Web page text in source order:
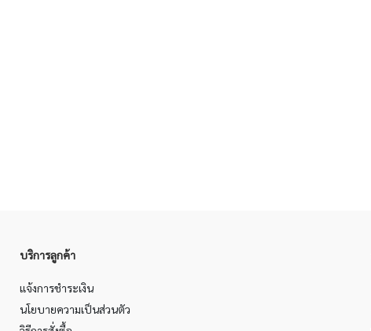
บริการลูกค้า
แจ้งการชำระเงิน
นโยบายความเป็นส่วนตัว